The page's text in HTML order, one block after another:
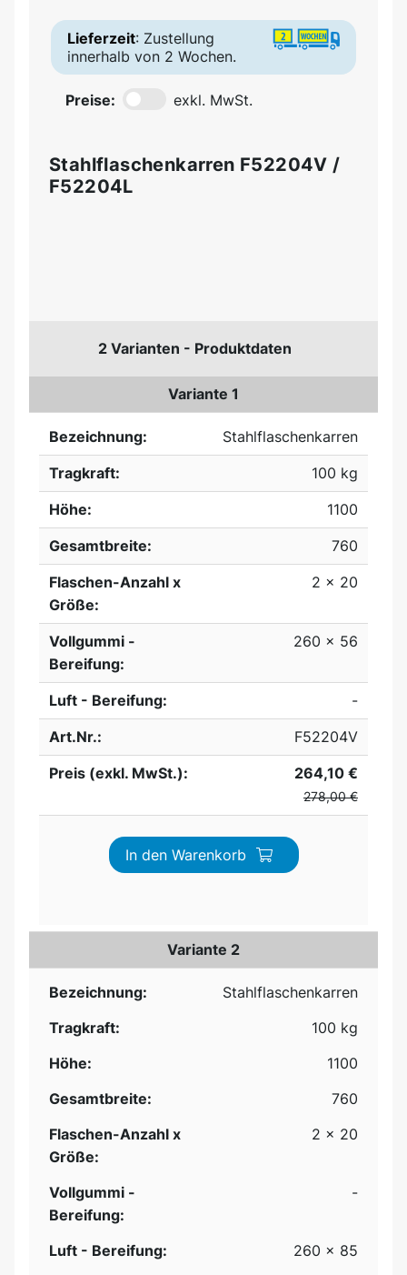
Lieferzeit: Zustellung
innerhalb von 2 Wochen.
Preise: exkl. MwSt.
Stahlflaschenkarren F52204V /
F52204L
2 Varianten - Produktdaten
Variante 1
Bezeichnung:
Stahlflaschenkarren
Tragkraft:
100 kg
Höhe:
1100
Gesamtbreite:
760
Flaschen-Anzahl x
Größe:
2 x 20
Vollgummi -
Bereifung:
260 x 56
Luft - Bereifung:
-
Art.Nr.:
F52204V
Preis (exkl. MwSt.):
264,10 €
278,00 €
In den Warenkorb
Variante 2
Bezeichnung:
Stahlflaschenkarren
Tragkraft:
100 kg
Höhe:
1100
Gesamtbreite:
760
Flaschen-Anzahl x
Größe:
2 x 20
Vollgummi -
Bereifung:
-
Luft - Bereifung:
260 x 85